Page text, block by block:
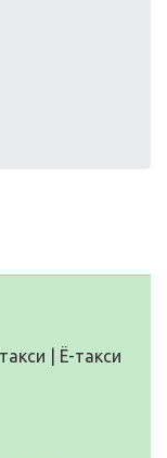
| Ё-такси